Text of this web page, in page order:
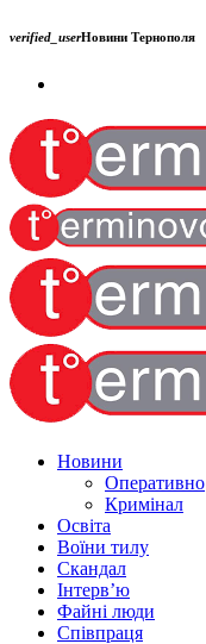
verified_userНовини Тернополя
Новини
Оперативно
Кримінал
Освіта
Воїни тилу
Скандал
Інтерв’ю
Файні люди
Співпраця